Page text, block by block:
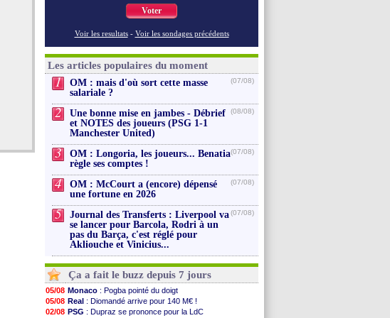
Voter
Voir les resultats - Voir les sondages précédents
Les articles populaires du moment
1
OM : mais d'où sort cette masse
salariale ?
(07/08)
2
Une bonne mise en jambes - Débrief
et NOTES des joueurs (PSG 1-1
Manchester United)
(08/08)
3
OM : Longoria, les joueurs... Benatia
règle ses comptes !
(07/08)
4
OM : McCourt a (encore) dépensé
une fortune en 2026
(07/08)
5
Journal des Transferts : Liverpool va
se lancer pour Barcola, Rodri à un
pas du Barça, c'est réglé pour
Akliouche et Vinicius...
(07/08)
Ça a fait le buzz depuis 7 jours
05/08 Monaco : Pogba pointé du doigt
05/08 Real : Diomandé arrive pour 140 M€ !
02/08 PSG : Dupraz se prononce pour la LdC